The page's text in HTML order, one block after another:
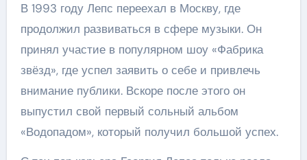
В 1993 году Лепс переехал в Москву, где
продолжил развиваться в сфере музыки. Он
принял участие в популярном шоу «Фабрика
звёзд», где успел заявить о себе и привлечь
внимание публики. Вскоре после этого он
выпустил свой первый сольный альбом
«Водопадом», который получил большой успех.